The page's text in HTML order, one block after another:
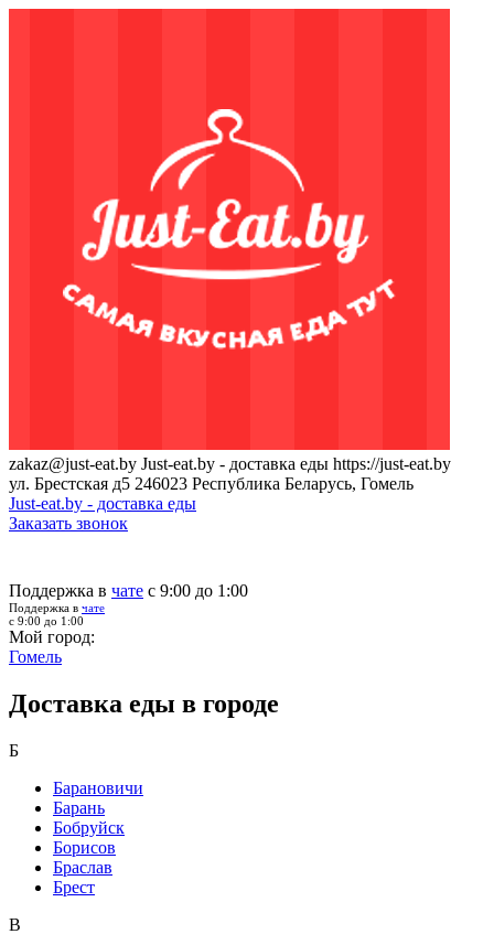
zakaz@just-eat.by Just-eat.by - доставка еды https://just-eat.by
ул. Брестская д5 246023 Республика Беларусь, Гомель
Just-eat.by - доставка еды
Заказать звонок
Поддержка в чате с 9:00 до 1:00
Поддержка в чате
с 9:00 до 1:00
Мой город:
Гомель
Доставка еды в городе
Б
Барановичи
Барань
Бобруйск
Борисов
Браслав
Брест
В